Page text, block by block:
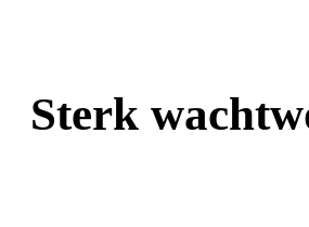
Sterk